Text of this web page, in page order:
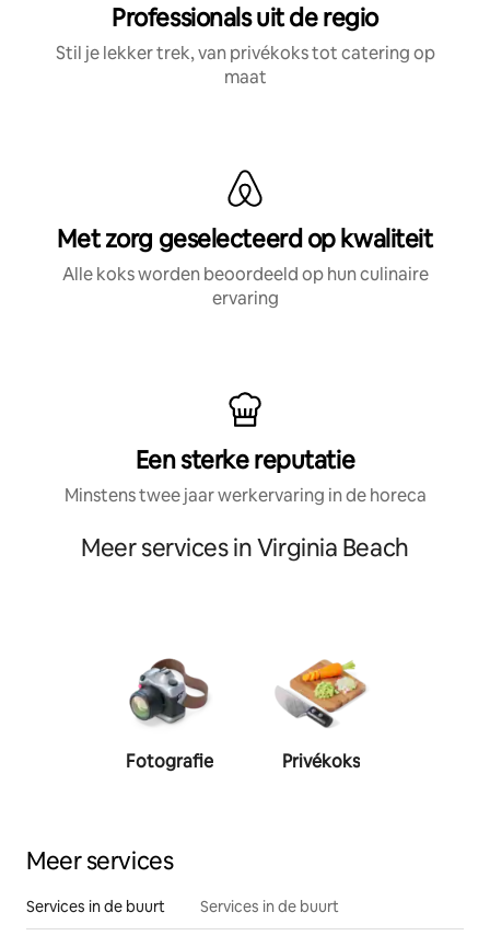
Professionals uit de regio
Stil je lekker trek, van privékoks tot catering op
maat
Met zorg geselecteerd op kwaliteit
Alle koks worden beoordeeld op hun culinaire
ervaring
Een sterke reputatie
Minstens twee jaar werkervaring in de horeca
Meer services in Virginia Beach
Fotografie Privékoks
Meer services
Services in de buurt Services in de buurt